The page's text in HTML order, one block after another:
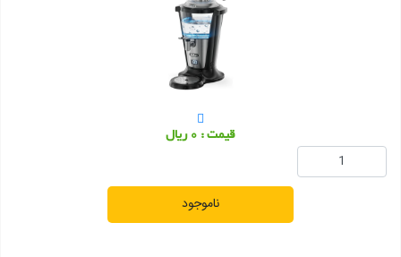
قیمت : 0 ریال
ناموجود